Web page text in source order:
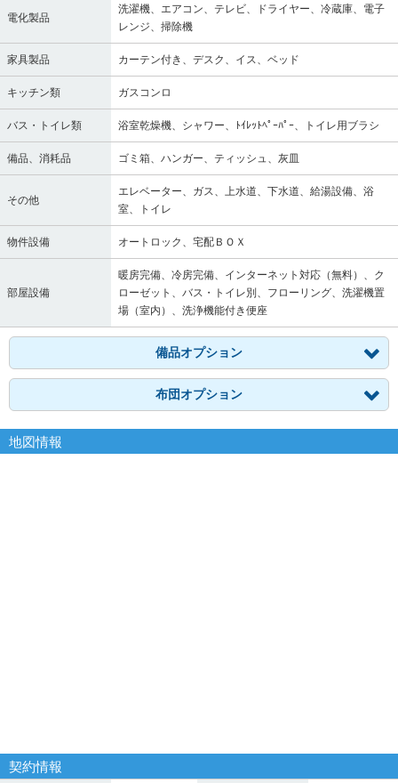
電化製品
洗濯機、エアコン、テレビ、ドライヤー、冷蔵庫、電子
レンジ、掃除機
家具製品 カーテン付き、デスク、イス、ベッド
キッチン類 ガスコンロ
バス・トイレ類 浴室乾燥機、シャワー、ﾄｲﾚｯﾄﾍﾟｰﾊﾟｰ、トイレ用ブラシ
備品、消耗品 ゴミ箱、ハンガー、ティッシュ、灰皿
その他
エレベーター、ガス、上水道、下水道、給湯設備、浴
室、トイレ
物件設備 オートロック、宅配ＢＯＸ
部屋設備
暖房完備、冷房完備、インターネット対応（無料）、ク
ローゼット、バス・トイレ別、フローリング、洗濯機置
場（室内）、洗浄機能付き便座
備品オプション
布団オプション
地図情報
契約情報